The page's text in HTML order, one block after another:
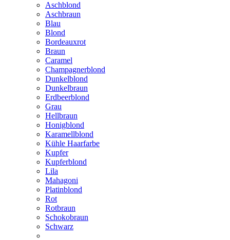
Aschblond
Aschbraun
Blau
Blond
Bordeauxrot
Braun
Caramel
Champagnerblond
Dunkelblond
Dunkelbraun
Erdbeerblond
Grau
Hellbraun
Honigblond
Karamellblond
Kühle Haarfarbe
Kupfer
Kupferblond
Lila
Mahagoni
Platinblond
Rot
Rotbraun
Schokobraun
Schwarz